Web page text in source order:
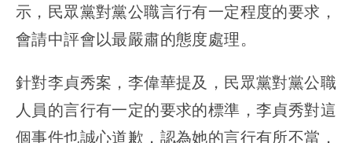
示，民眾黨對黨公職言行有一定程度的要求，
會請中評會以最嚴肅的態度處理。
針對李貞秀案，李偉華提及，民眾黨對黨公職
人員的言行有一定的要求的標準，李貞秀對這
個事件也誠心道歉，認為她的言行有所不當，